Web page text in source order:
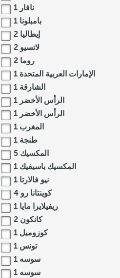
نافار 1
بامبلونا 1
إيطاليا 2
لاتسيو 2
روما 2
الإمارات العربية المتحدة 1
الشارقة 1
الرأس الأخضر 1
الرأس الأخضر 1
المغرب 1
طنجة 1
المكسيك 5
المكسيك باسيفيك 1
نيو فالارتا 1
كوينتانا رو 4
ريفيلايرا مايا 1
كانكون 2
كوزوميل 1
تونس 1
سوسه 1
سوسه 1